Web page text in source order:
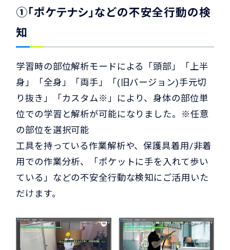
①「ポケテナシ」などの不安全行動の検
知
学習時の部位解析モードによる「頭部」「上半
身」「全身」「両手」「(旧バージョン)手元切
り抜き」「カスタム※」により、身体の部位単
位での学習と解析が可能になりました。※任意
の部位を選択可能
工具を持っている作業解析や、保護具着用/非着
用での作業分析、「ポケットに手を入れて歩い
ている」などの不安全行動な検知にご活用いた
だけます。